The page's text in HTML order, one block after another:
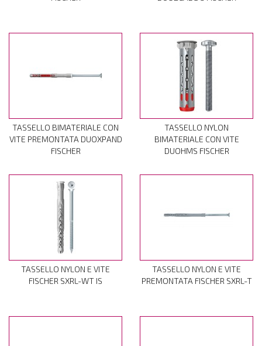
TASSELLO BIMATERIALE CON
VITE PREMONTATA DUOXPAND
FISCHER
TASSELLO NYLON
BIMATERIALE CON VITE
DUOHMS FISCHER
TASSELLO NYLON E VITE
FISCHER SXRL-WT IS
TASSELLO NYLON E VITE
PREMONTATA FISCHER SXRL-T